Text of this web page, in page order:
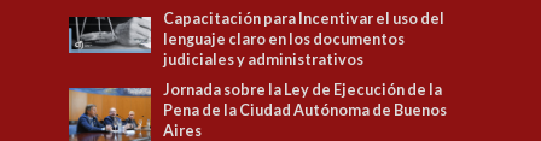
Capacitación para Incentivar el uso del
lenguaje claro en los documentos
judiciales y administrativos
Jornada sobre la Ley de Ejecución de la
Pena de la Ciudad Autónoma de Buenos
Aires